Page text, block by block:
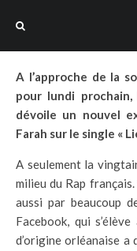
A l’approche de la
pour lundi
dévoile un nouvel
Farah sur le single «
A seulement la
milieu du Rap
aussi par beaucoup
Facebook, qui
d’origine orléanaise a